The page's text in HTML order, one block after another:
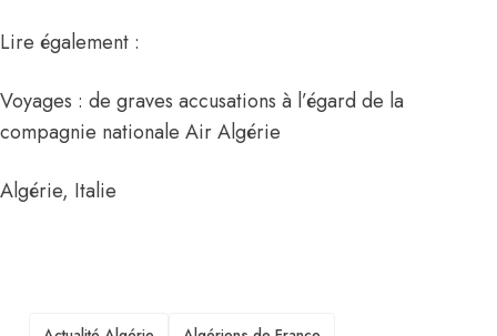
Lire également :
Voyages : de graves accusations à l’égard de la
compagnie nationale Air Algérie
Algérie, Italie
TAGS